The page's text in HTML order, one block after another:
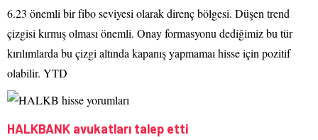
6.23 önemli bir fibo seviyesi olarak direnç bölgesi. Düşen trend
çizgisi kırmış olması önemli. Onay formasyonu dediğimiz bu tür
kırılımlarda bu çizgi altında kapanış yapmamaı hisse için pozitif
olabilir. YTD
HALKBANK avukatları talep etti